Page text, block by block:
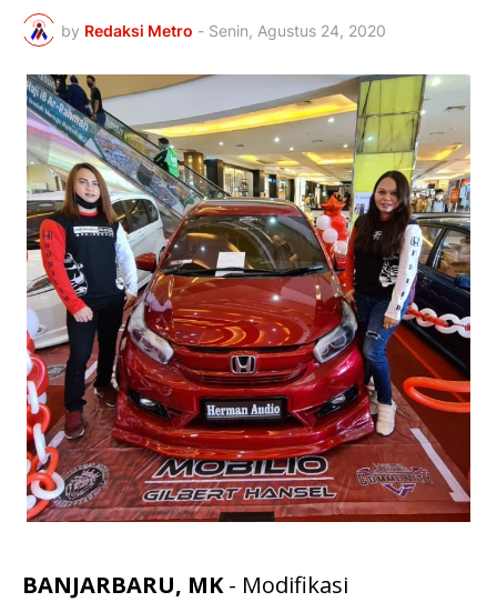
by Redaksi Metro - Senin, Agustus 24, 2020
BANJARBARU, MK- Modifikasi